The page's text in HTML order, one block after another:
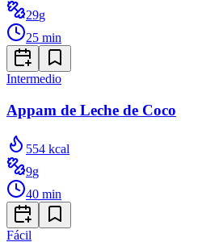
29g
25 min
Intermedio
Appam de Leche de Coco
554 kcal
9g
40 min
Fácil